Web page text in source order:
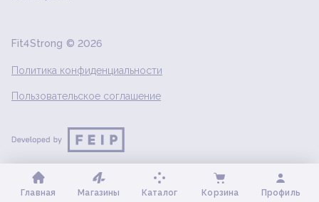
Fit4Strong © 2026
Политика конфиденциальности
Пользовательское соглашение
Главная Магазины Каталог Корзина Профиль